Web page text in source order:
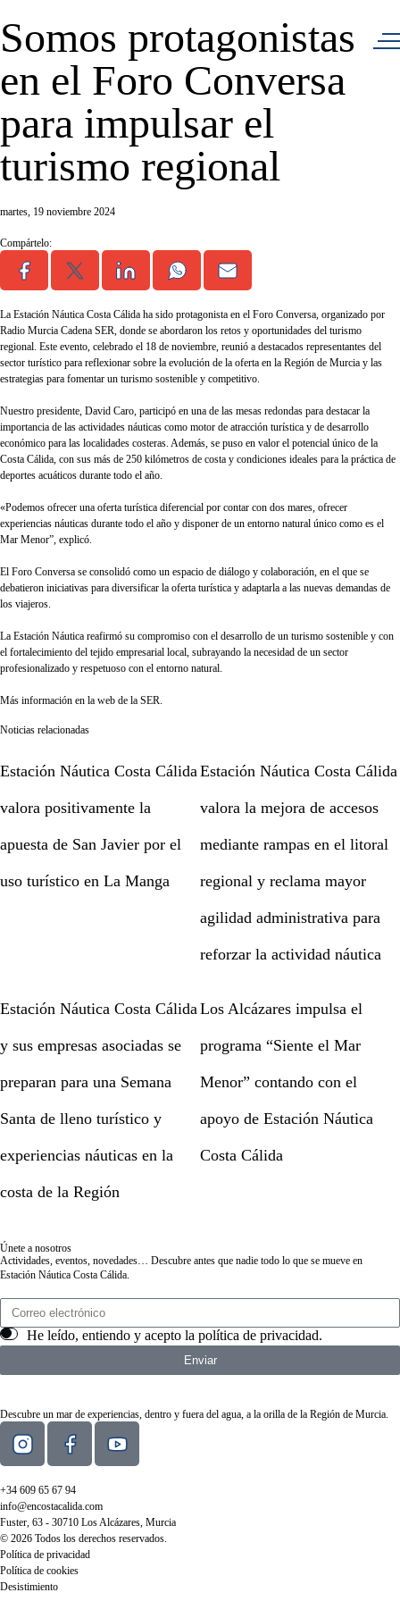
Somos protagonistas
en el Foro Conversa
para impulsar el
turismo regional
martes, 19 noviembre 2024
Compártelo:
La Estación Náutica Costa Cálida ha sido protagonista en el Foro Conversa, organizado por
Radio Murcia Cadena SER, donde se abordaron los retos y oportunidades del turismo
regional. Este evento, celebrado el 18 de noviembre, reunió a destacados representantes del
sector turístico para reflexionar sobre la evolución de la oferta en la Región de Murcia y las
estrategias para fomentar un turismo sostenible y competitivo.
Nuestro presidente, David Caro, participó en una de las mesas redondas para destacar la
importancia de las actividades náuticas como motor de atracción turística y de desarrollo
económico para las localidades costeras. Además, se puso en valor el potencial único de la
Costa Cálida, con sus más de 250 kilómetros de costa y condiciones ideales para la práctica de
deportes acuáticos durante todo el año.
«Podemos ofrecer una oferta turística diferencial por contar con dos mares, ofrecer
experiencias náuticas durante todo el año y disponer de un entorno natural único como es el
Mar Menor”, explicó.
El Foro Conversa se consolidó como un espacio de diálogo y colaboración, en el que se
debatieron iniciativas para diversificar la oferta turística y adaptarla a las nuevas demandas de
los viajeros.
La Estación Náutica reafirmó su compromiso con el desarrollo de un turismo sostenible y con
el fortalecimiento del tejido empresarial local, subrayando la necesidad de un sector
profesionalizado y respetuoso con el entorno natural.
Más información en la web de la SER.
Noticias relacionadas
Estación Náutica Costa Cálida
valora positivamente la
apuesta de San Javier por el
uso turístico en La Manga
Estación Náutica Costa Cálida
valora la mejora de accesos
mediante rampas en el litoral
regional y reclama mayor
agilidad administrativa para
reforzar la actividad náutica
Estación Náutica Costa Cálida
y sus empresas asociadas se
preparan para una Semana
Santa de lleno turístico y
experiencias náuticas en la
costa de la Región
Los Alcázares impulsa el
programa “Siente el Mar
Menor” contando con el
apoyo de Estación Náutica
Costa Cálida
Únete a nosotros
Actividades, eventos, novedades… Descubre antes que nadie todo lo que se mueve en
Estación Náutica Costa Cálida.
He leído, entiendo y acepto la política de privacidad.
Enviar
Descubre un mar de experiencias, dentro y fuera del agua, a la orilla de la Región de Murcia.
+34 609 65 67 94
info@encostacalida.com
Fuster, 63 - 30710 Los Alcázares, Murcia
© 2026 Todos los derechos reservados.
Política de privacidad
Política de cookies
Desistimiento